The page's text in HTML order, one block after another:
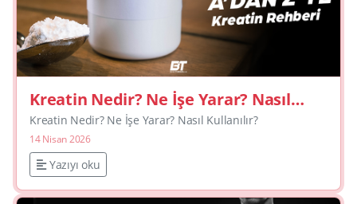
Kreatin Nedir? Ne İşe Yarar? Nasıl
Kullanılır?
Kreatin Nedir? Ne İşe Yarar? Nasıl Kullanılır?
14 Nisan 2026
Yazıyı oku